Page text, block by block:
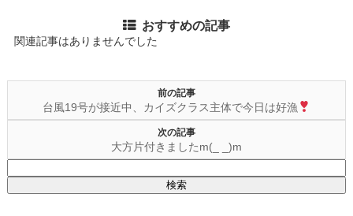
おすすめの記事
関連記事はありませんでした
前の記事
台風19号が接近中、カイズクラス主体で今日は好漁
次の記事
大方片付きましたm(_ _)m
索: